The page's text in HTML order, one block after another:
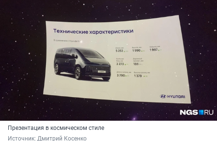
Презентация в космическом стиле
Источник: Дмитрий Косенко